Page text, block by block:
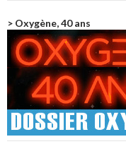
> Oxygène, 40 ans